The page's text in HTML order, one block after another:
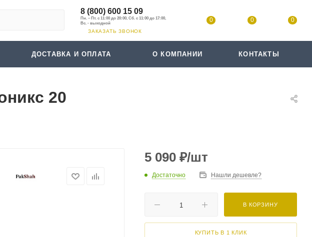
8 (800) 600 15 09
ЗАКАЗАТЬ ЗВОНОК
0 0 0
ДОСТАВКА И ОПЛАТА О КОМПАНИИ КОНТАКТЫ
20
5 090 ₽/шт
Достаточно Нашли дешевле?
В КОРЗИНУ
КУПИТЬ В 1 КЛИК